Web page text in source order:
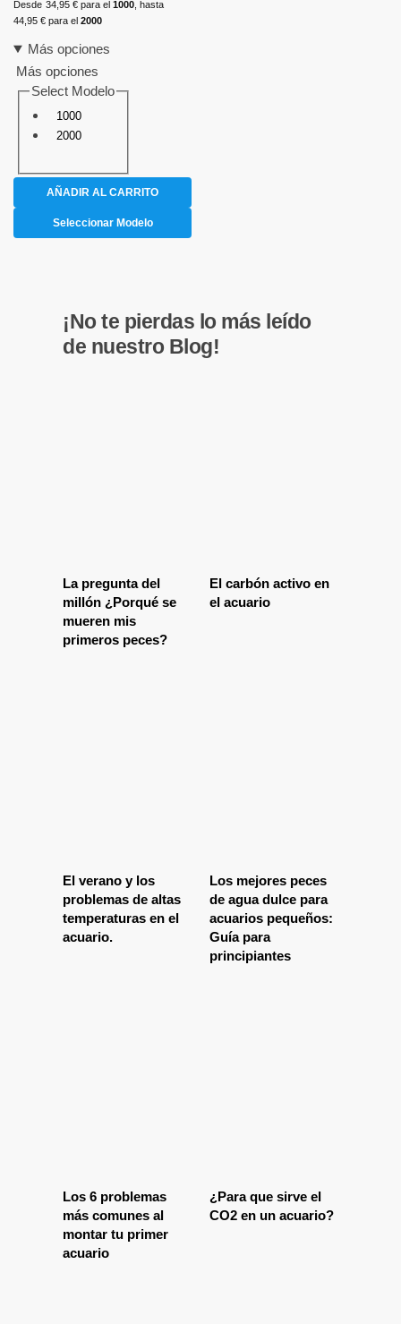
Desde 34,95 € para el 1000 , hasta
44,95 € para el 2000
Más opciones
Más opciones
Select Modelo
1000
2000
AÑADIR AL CARRITO
Seleccionar Modelo
¡No te pierdas lo más leído
de nuestro Blog!
La pregunta del
millón ¿Porqué se
mueren mis
primeros peces?
El carbón activo en
el acuario
El verano y los
problemas de altas
temperaturas en el
acuario.
Los mejores peces
de agua dulce para
acuarios pequeños:
Guía para
principiantes
Los 6 problemas
más comunes al
montar tu primer
acuario
¿Para que sirve el
CO2 en un acuario?